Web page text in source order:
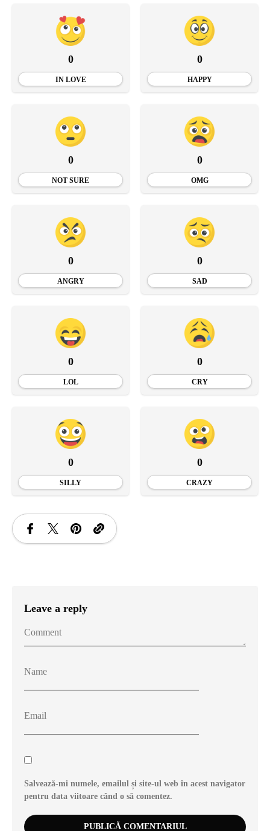
0
IN LOVE
0
HAPPY
0
NOT SURE
0
OMG
0
ANGRY
0
SAD
0
LOL
0
CRY
0
SILLY
0
CRAZY
Leave a reply
Salvează-mi numele, emailul și site-ul web în acest navigator
pentru data viitoare când o să comentez.